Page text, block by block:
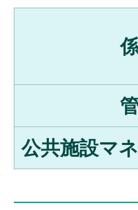
公共施設マ